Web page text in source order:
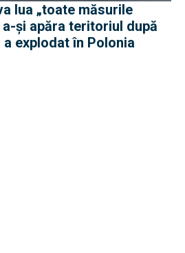
lua „toate măsurile
și apăra teritoriul după
explodat în Polonia